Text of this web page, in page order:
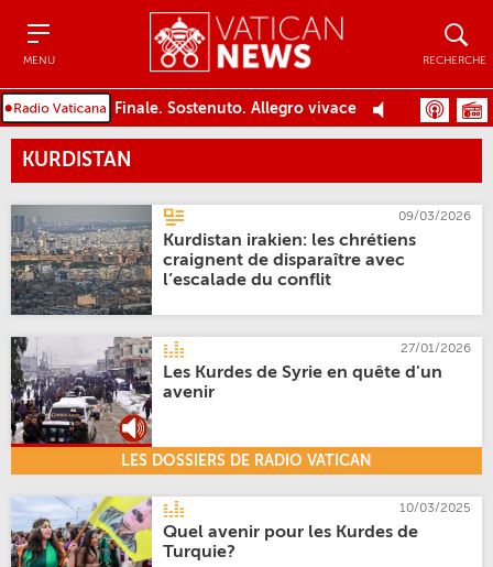
MENU RECHERCHE
Finale. Sostenuto. Allegro vivace
KURDISTAN
09/03/2026
Kurdistan irakien: les chrétiens
craignent de disparaître avec
l’escalade du conflit
LES DOSSIERS DE RADIO VATICAN
27/01/2026
Les Kurdes de Syrie en quête d'un
avenir
10/03/2025
Quel avenir pour les Kurdes de
Turquie?